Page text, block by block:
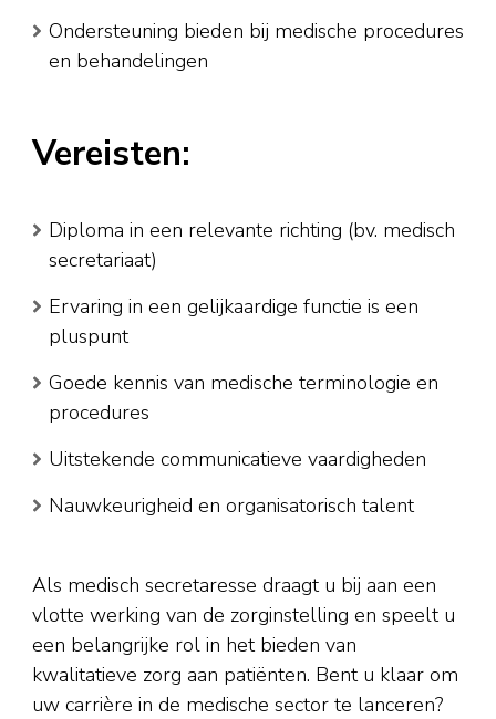
Ondersteuning bieden bij medische procedures
en behandelingen
Vereisten:
Diploma in een relevante richting (bv. medisch
secretariaat)
Ervaring in een gelijkaardige functie is een
pluspunt
Goede kennis van medische terminologie en
procedures
Uitstekende communicatieve vaardigheden
Nauwkeurigheid en organisatorisch talent
Als medisch secretaresse draagt u bij aan een
vlotte werking van de zorginstelling en speelt u
een belangrijke rol in het bieden van
kwalitatieve zorg aan patiënten. Bent u klaar om
uw carrière in de medische sector te lanceren?